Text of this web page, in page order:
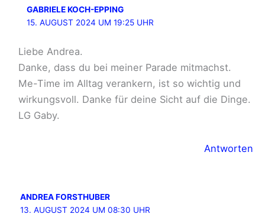
GABRIELE KOCH-EPPING
15. AUGUST 2024 UM 19:25 UHR
Liebe Andrea.
Danke, dass du bei meiner Parade mitmachst.
Me-Time im Alltag verankern, ist so wichtig und
wirkungsvoll. Danke für deine Sicht auf die Dinge.
LG Gaby.
Antworten
ANDREA FORSTHUBER
13. AUGUST 2024 UM 08:30 UHR